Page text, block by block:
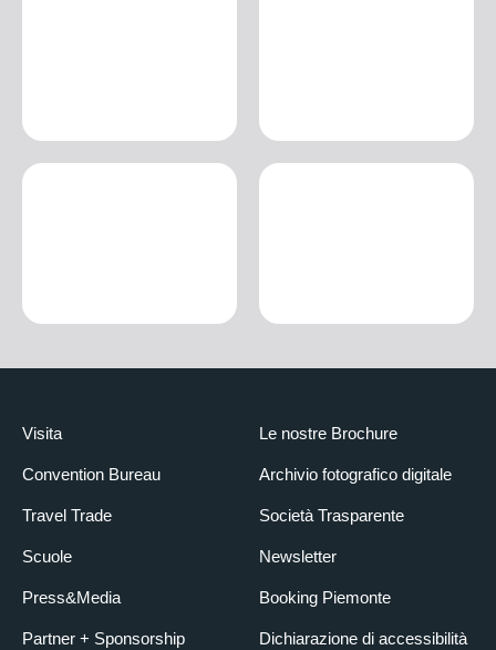
Visita
Convention Bureau
Travel Trade
Scuole
Press&Media
Partner + Sponsorship
Le nostre Brochure
Archivio fotografico digitale
Società Trasparente
Newsletter
Booking Piemonte
Dichiarazione di accessibilità